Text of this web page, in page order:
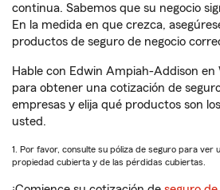
continua. Sabemos que su negocio
En la medida en que crezca,
productos de seguro de negocio
Hable con Edwin Ampiah-Addison en
para obtener una cotización de
empresas y elija qué productos son
usted.
1. Por favor, consulte su póliza de seguro para ver
propiedad cubierta y de las pérdidas cubiertas.